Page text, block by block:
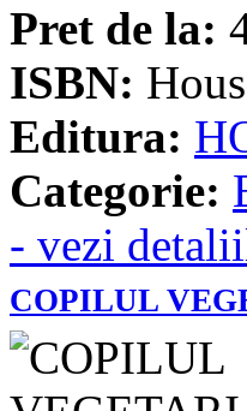
Pret de la:
ISBN:
Editura:
Categorie:
- vezi
COPILUL